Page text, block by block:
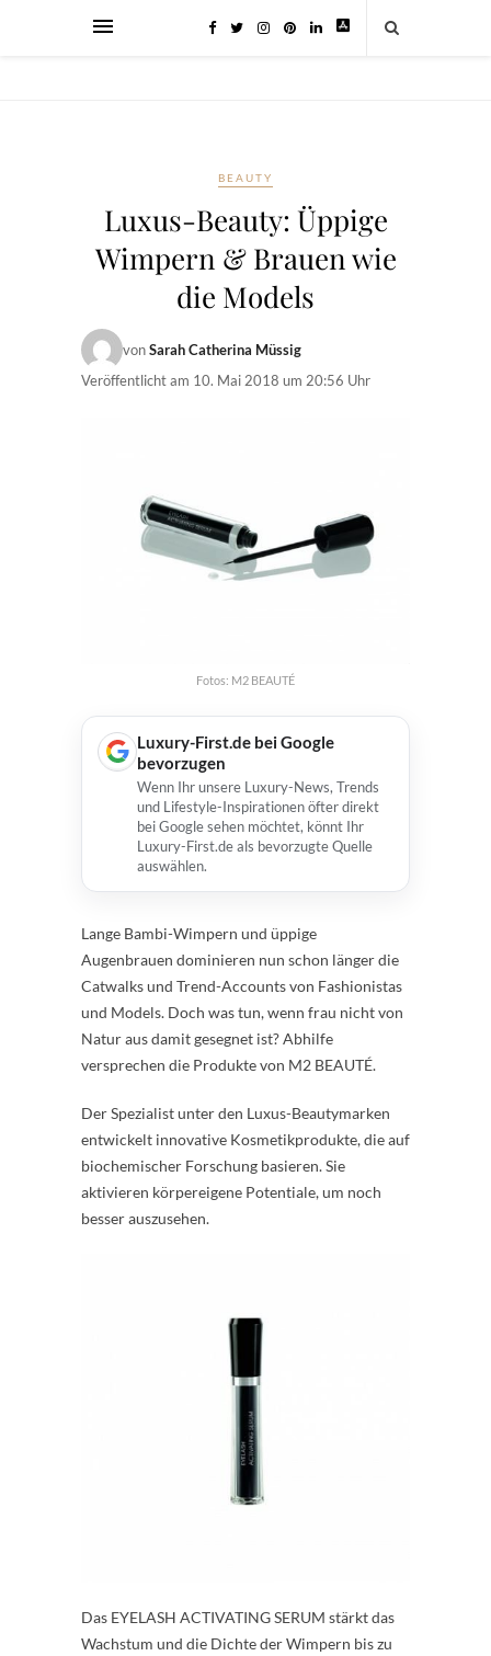
BEAUTY
Luxus-Beauty: Üppige
Wimpern & Brauen wie
die Models
vonSarah Catherina Müssig
Veröffentlicht am 10. Mai 2018 um 20:56 Uhr
Fotos: M2 BEAUTÉ
Luxury-First.de bei Google
bevorzugen
Wenn Ihr unsere Luxury-News, Trends
und Lifestyle-Inspirationen öfter direkt
bei Google sehen möchtet, könnt Ihr
Luxury-First.de als bevorzugte Quelle
auswählen.
Lange Bambi-Wimpern und üppige
Augenbrauen dominieren nun schon länger die
Catwalks und Trend-Accounts von Fashionistas
und Models. Doch was tun, wenn frau nicht von
Natur aus damit gesegnet ist? Abhilfe
versprechen die Produkte von M2 BEAUTÉ.
Der Spezialist unter den Luxus-Beautymarken
entwickelt innovative Kosmetikprodukte, die auf
biochemischer Forschung basieren. Sie
aktivieren körpereigene Potentiale, um noch
besser auszusehen.
Das EYELASH ACTIVATING SERUM stärkt das
Wachstum und die Dichte der Wimpern bis zu